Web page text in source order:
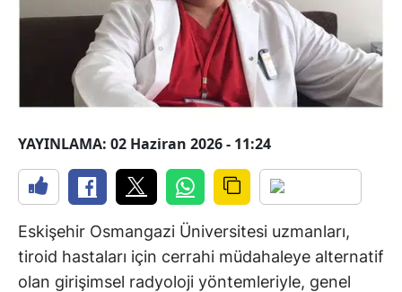
YAYINLAMA: 02 Haziran 2026 - 11:24
Eskişehir Osmangazi Üniversitesi uzmanları,
tiroid hastaları için cerrahi müdahaleye alternatif
olan girişimsel radyoloji yöntemleriyle, genel